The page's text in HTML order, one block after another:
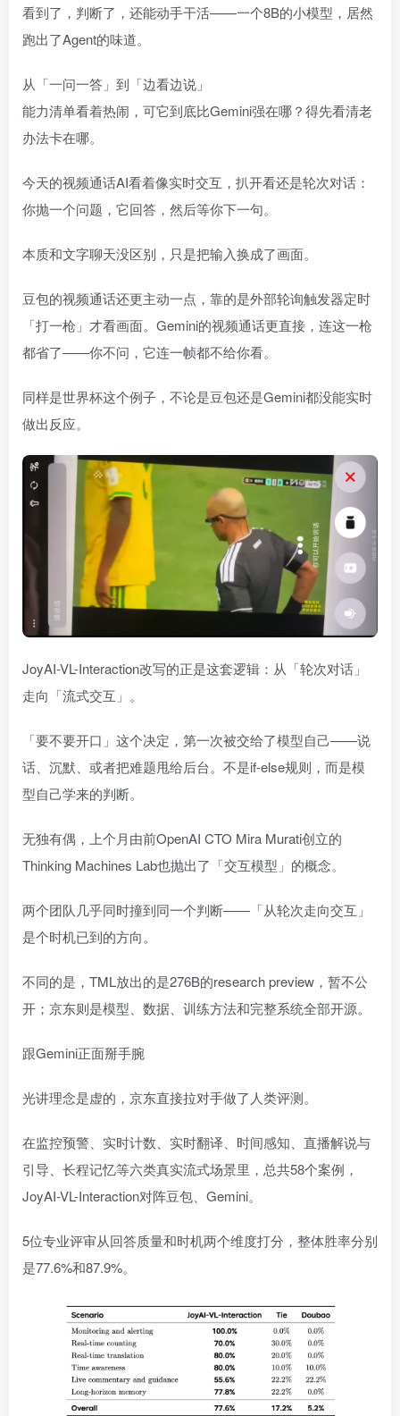
看到了，判断了，还能动手干活——一个8B的小模型，居然
跑出了Agent的味道。
从「一问一答」到「边看边说」
能力清单看着热闹，可它到底比Gemini强在哪？得先看清老
办法卡在哪。
今天的视频通话AI看着像实时交互，扒开看还是轮次对话：
你抛一个问题，它回答，然后等你下一句。
本质和文字聊天没区别，只是把输入换成了画面。
豆包的视频通话还更主动一点，靠的是外部轮询触发器定时
「打一枪」才看画面。Gemini的视频通话更直接，连这一枪
都省了——你不问，它连一帧都不给你看。
同样是世界杯这个例子，不论是豆包还是Gemini都没能实时
做出反应。
JoyAI-VL-Interaction改写的正是这套逻辑：从「轮次对话」
走向「流式交互」。
「要不要开口」这个决定，第一次被交给了模型自己——说
话、沉默、或者把难题甩给后台。不是if-else规则，而是模
型自己学来的判断。
无独有偶，上个月由前OpenAI CTO Mira Murati创立的
Thinking Machines Lab也抛出了「交互模型」的概念。
两个团队几乎同时撞到同一个判断——「从轮次走向交互」
是个时机已到的方向。
不同的是，TML放出的是276B的research preview，暂不公
开；京东则是模型、数据、训练方法和完整系统全部开源。
跟Gemini正面掰手腕
光讲理念是虚的，京东直接拉对手做了人类评测。
在监控预警、实时计数、实时翻译、时间感知、直播解说与
引导、长程记忆等六类真实流式场景里，总共58个案例，
JoyAI-VL-Interaction对阵豆包、Gemini。
5位专业评审从回答质量和时机两个维度打分，整体胜率分别
是77.6%和87.9%。